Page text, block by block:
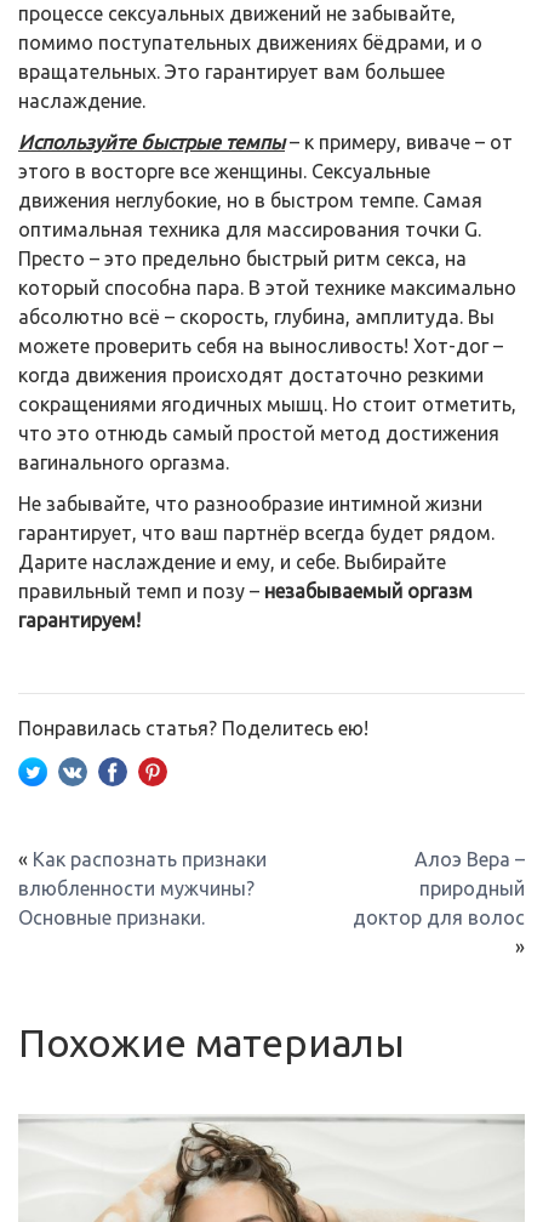
процессе сексуальных движений не забывайте,
помимо поступательных движениях бёдрами, и о
вращательных. Это гарантирует вам большее
наслаждение.
Используйте быстрые темпы– к примеру, виваче – от
этого в восторге все женщины. Сексуальные
движения неглубокие, но в быстром темпе. Самая
оптимальная техника для массирования точки G.
Престо – это предельно быстрый ритм секса, на
который способна пара. В этой технике максимально
абсолютно всё – скорость, глубина, амплитуда. Вы
можете проверить себя на выносливость! Хот-дог –
когда движения происходят достаточно резкими
сокращениями ягодичных мышц. Но стоит отметить,
что это отнюдь самый простой метод достижения
вагинального оргазма.
Не забывайте, что разнообразие интимной жизни
гарантирует, что ваш партнёр всегда будет рядом.
Дарите наслаждение и ему, и себе. Выбирайте
правильный темп и позу – незабываемый оргазм
гарантируем!
Понравилась статья? Поделитесь ею!
« Как распознать признаки
влюбленности мужчины?
Основные признаки.
Алоэ Вера –
природный
доктор для волос
»
Похожие материалы